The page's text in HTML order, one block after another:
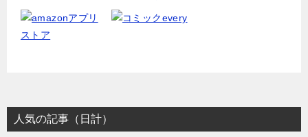
人気の記事（日計）